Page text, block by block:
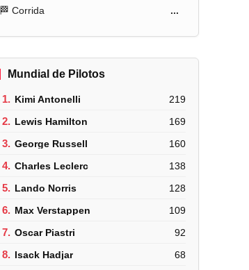
🏁 Corrida ...
Mundial de Pilotos
1. Kimi Antonelli 219
2. Lewis Hamilton 169
3. George Russell 160
4. Charles Leclerc 138
5. Lando Norris 128
6. Max Verstappen 109
7. Oscar Piastri 92
8. Isack Hadjar 68